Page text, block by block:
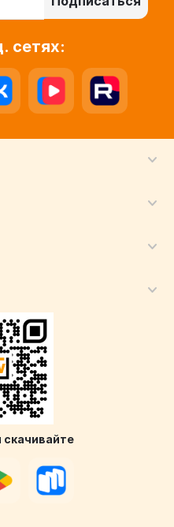
сетях:
скачивайте